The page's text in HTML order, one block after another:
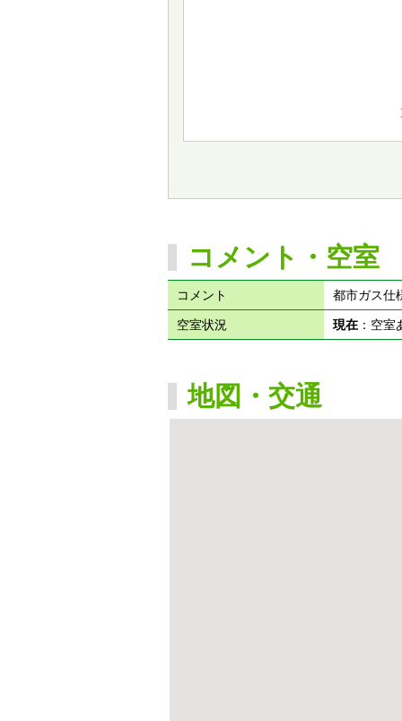
コメント・空室
コメント 都市ガス仕
空室状況 現在：空
地図・交通